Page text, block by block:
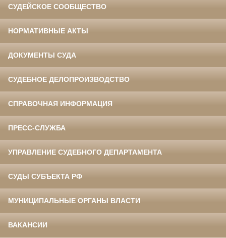
СУДЕЙСКОЕ СООБЩЕСТВО
НОРМАТИВНЫЕ АКТЫ
ДОКУМЕНТЫ СУДА
СУДЕБНОЕ ДЕЛОПРОИЗВОДСТВО
СПРАВОЧНАЯ ИНФОРМАЦИЯ
ПРЕСС-СЛУЖБА
УПРАВЛЕНИЕ СУДЕБНОГО ДЕПАРТАМЕНТА
СУДЫ СУБЪЕКТА РФ
МУНИЦИПАЛЬНЫЕ ОРГАНЫ ВЛАСТИ
ВАКАНСИИ